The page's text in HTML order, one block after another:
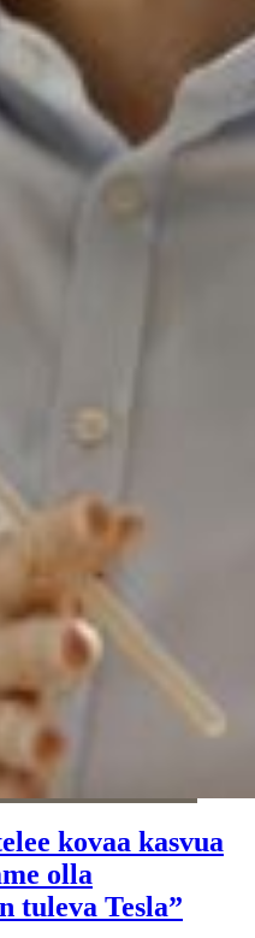
kovaa kasvua
olla
tuleva Tesla”